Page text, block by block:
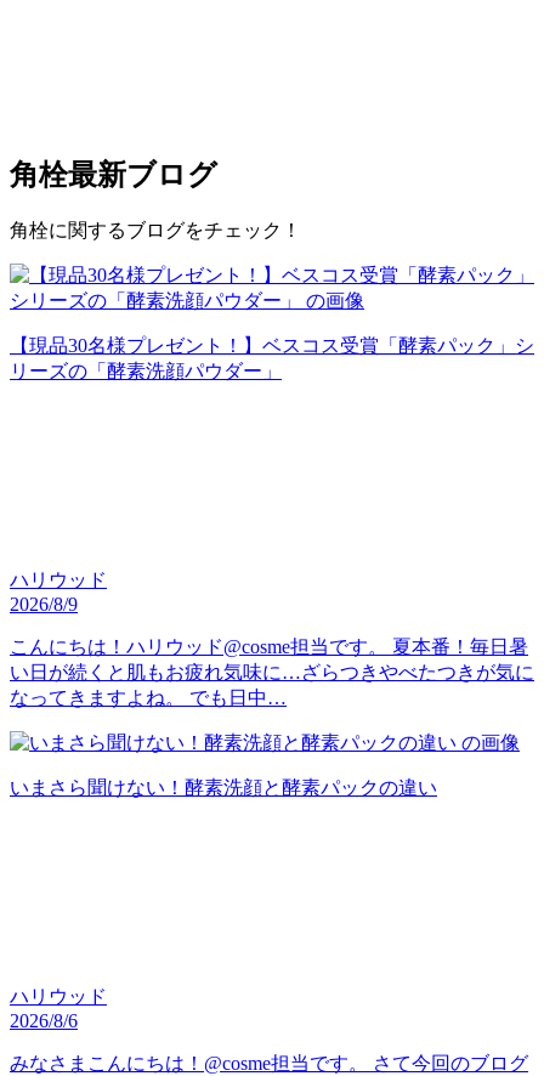
角栓最新ブログ
角栓に関するブログをチェック！
【現品30名様プレゼント！】ベスコス受賞「酵素パック」シ
リーズの「酵素洗顔パウダー」
ハリウッド
2026/8/9
こんにちは！ハリウッド@cosme担当です。 夏本番！毎日暑
い日が続くと肌もお疲れ気味に…ざらつきやべたつきが気に
なってきますよね。 でも日中…
いまさら聞けない！酵素洗顔と酵素パックの違い
ハリウッド
2026/8/6
みなさまこんにちは！@cosme担当です。 さて今回のブログ